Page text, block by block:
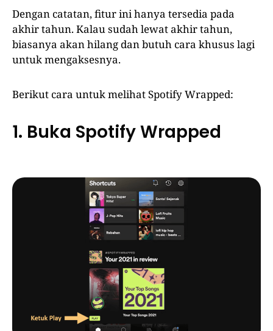
Dengan catatan, fitur ini hanya tersedia pada
akhir tahun. Kalau sudah lewat akhir tahun,
biasanya akan hilang dan butuh cara khusus lagi
untuk mengaksesnya.
Berikut cara untuk melihat Spotify Wrapped:
1. Buka Spotify Wrapped